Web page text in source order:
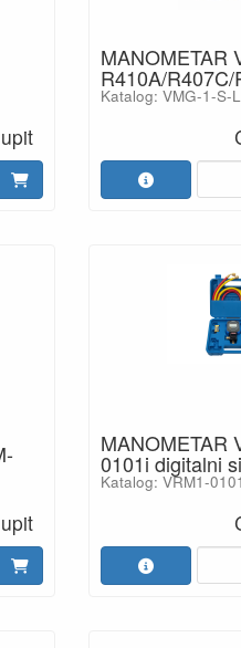
MANOMETAR
R410A/
Katalog: VMG-1-S-L
MANOMETAR
0101i digitalni
Katalog: VRM1-